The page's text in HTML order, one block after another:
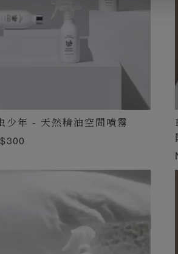
少年 - 天然精油空間噴霧